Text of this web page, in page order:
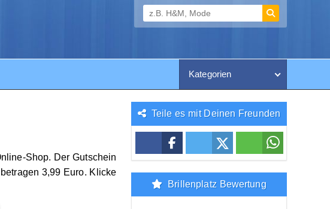
Kategorien
Shop. Der Gutschein
3,99 Euro. Klicke
Teile es mit Deinen Freunden
Brillenplatz Bewertung